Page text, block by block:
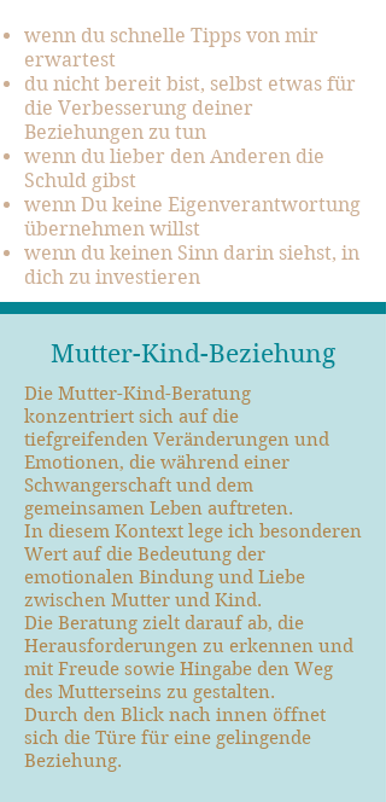
wenn du schnelle Tipps von mir
erwartest
du nicht bereit bist, selbst etwas für
die Verbesserung deiner
Beziehungen zu tun
wenn du lieber den Anderen die
Schuld gibst
wenn Du keine Eigenverantwortung
übernehmen willst
wenn du keinen Sinn darin siehst, in
dich zu investieren
Mutter-Kind-Beziehung
Die Mutter-Kind-Beratung
konzentriert sich auf die
tiefgreifenden Veränderungen und
Emotionen, die während einer
Schwangerschaft und dem
gemeinsamen Leben auftreten.
In diesem Kontext lege ich besonderen
Wert auf die Bedeutung der
emotionalen Bindung und Liebe
zwischen Mutter und Kind.
Die Beratung zielt darauf ab, die
Herausforderungen zu erkennen und
mit Freude sowie Hingabe den Weg
des Mutterseins zu gestalten.
Durch den Blick nach innen öffnet
sich die Türe für eine gelingende
Beziehung.